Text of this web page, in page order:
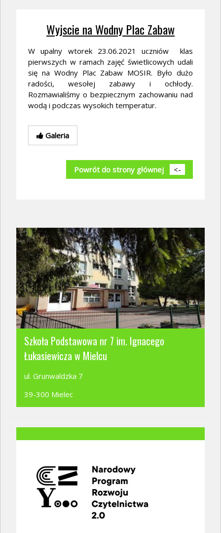
Wyjscie na Wodny Plac Zabaw
W upalny wtorek 23.06.2021 uczniów klas
pierwszych w ramach zajęć świetlicowych udali
się na Wodny Plac Zabaw MOSIR. Było dużo
radości, wesołej zabawy i ochłody.
Rozmawialiśmy o bezpiecznym zachowaniu nad
wodą i podczas wysokich temperatur.
Galeria
Powrót do strony głównej <-
Szkoła Podstawowa nr 7 im. Ignacego
Łukasiewicza w Mielcu
ul. Grunwaldzka 7
39-300 Mielec